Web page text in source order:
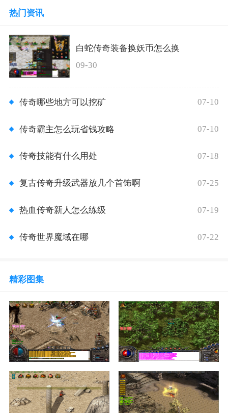
热门资讯
白蛇传奇装备换妖币怎么换
09-30
传奇哪些地方可以挖矿 07-10
传奇霸主怎么玩省钱攻略 07-10
传奇技能有什么用处 07-18
复古传奇升级武器放几个首饰啊 07-25
热血传奇新人怎么练级 07-19
传奇世界魔域在哪 07-22
精彩图集